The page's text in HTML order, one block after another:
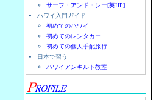
サーフ・アンド・シー[英HP]
ハワイ入門ガイド
初めてのハワイ
初めてのレンタカー
初めての個人手配旅行
日本で習う
ハワイアンキルト教室